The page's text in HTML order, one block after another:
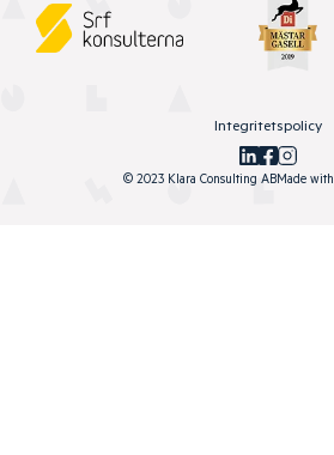
Integritetspolicy
© 2023 Klara Consulting ABMade with